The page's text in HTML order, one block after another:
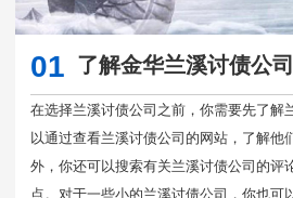
01 了解金华兰溪讨债公
在选择兰溪讨债公司之前，你需要先了解
以通过查看兰溪讨债公司的网站，了解他
外，你还可以搜索有关兰溪讨债公司的评
点。对于一些小的兰溪讨债公司，你也可